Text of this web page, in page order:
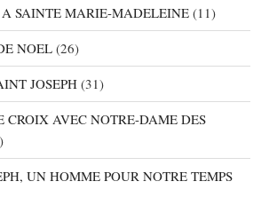
SAINTE MARIE-MADELEINE (11)
NOEL(26)
JOSEPH (31)
CROIX AVEC NOTRE-DAME DES
UN HOMME POUR NOTRE TEMPS